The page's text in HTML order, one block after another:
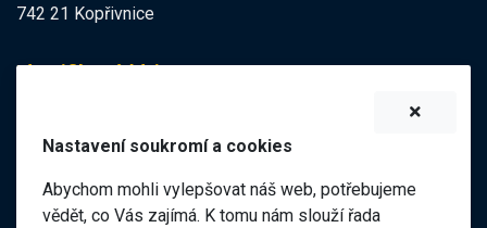
742 21 Kopřivnice
Identifikační údaje
IČO:47998121
Elektronická podatelna
Nastavení soukromí a cookies
Abychom mohli vylepšovat náš web, potřebujeme
vědět, co Vás zajímá. K tomu nám slouží řada